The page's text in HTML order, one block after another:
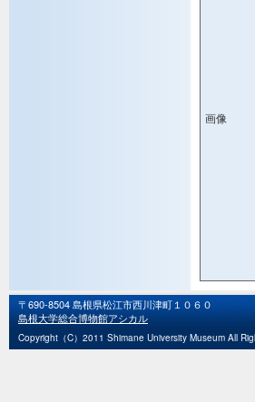
画像
〒690-8504 島根県松江市西川津町１０６０
島根大学総合博物館アシカル
Copyright（C）2011 Shimane University Museum All